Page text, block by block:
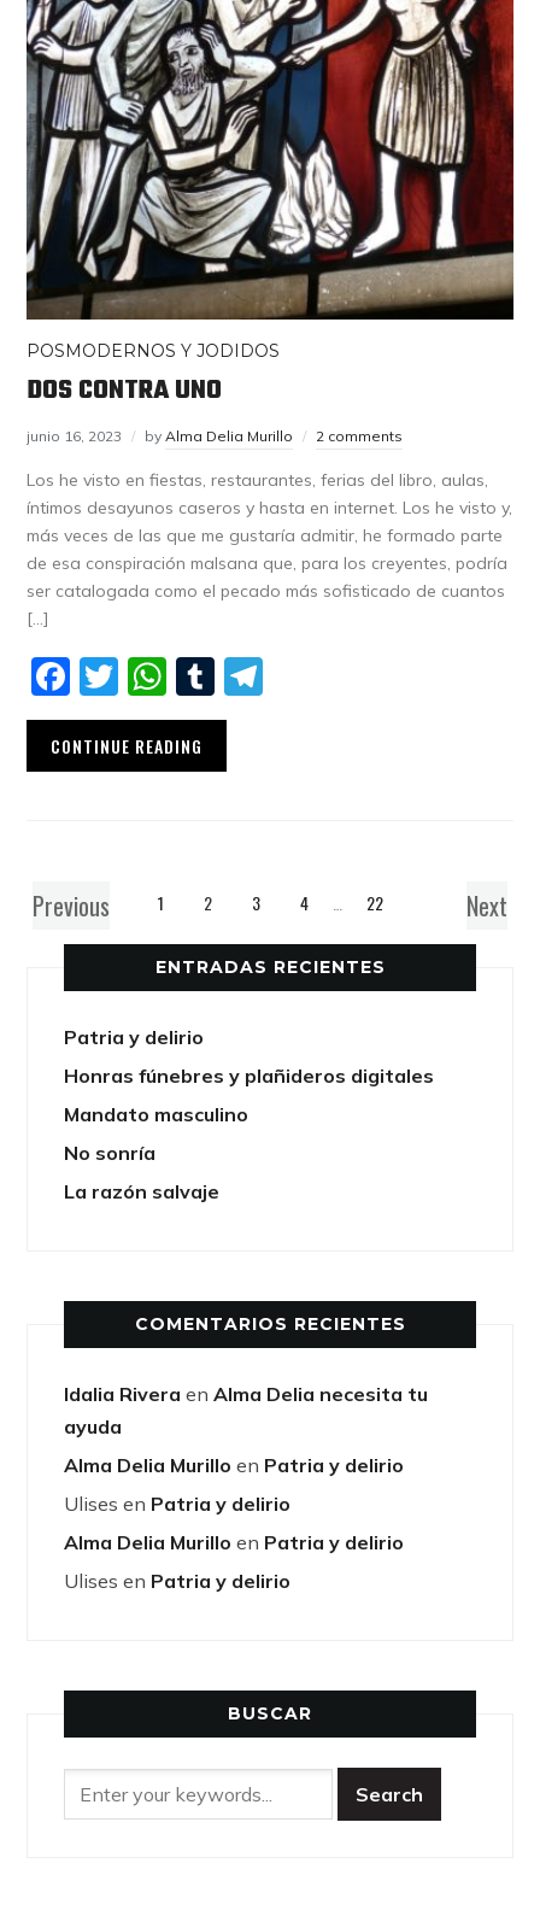
POSMODERNOS Y JODIDOS
DOS CONTRA UNO
junio 16, 2023 byAlma Delia Murillo 2 comments
Los he visto en fiestas, restaurantes, ferias del libro, aulas,
íntimos desayunos caseros y hasta en internet. Los he visto y,
más veces de las que me gustaría admitir, he formado parte
de esa conspiración malsana que, para los creyentes, podría
ser catalogada como el pecado más sofisticado de cuantos
[…]
Facebook
Twitter
WhatsApp
Tumblr
CONTINUE READING
Previous 1 2 3 4 22 Next
ENTRADAS RECIENTES
Patria y delirio
Honras fúnebres y plañideros digitales
Mandato masculino
No sonría
La razón salvaje
COMENTARIOS RECIENTES
Idalia Rivera enAlma Delia necesita tu
ayuda
Alma Delia Murillo en Patria y delirio
Ulises en Patria y delirio
Alma Delia Murillo en Patria y delirio
Ulises en Patria y delirio
BUSCAR